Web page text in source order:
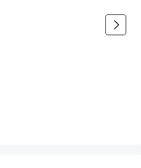
pas disponible pour le moment.)